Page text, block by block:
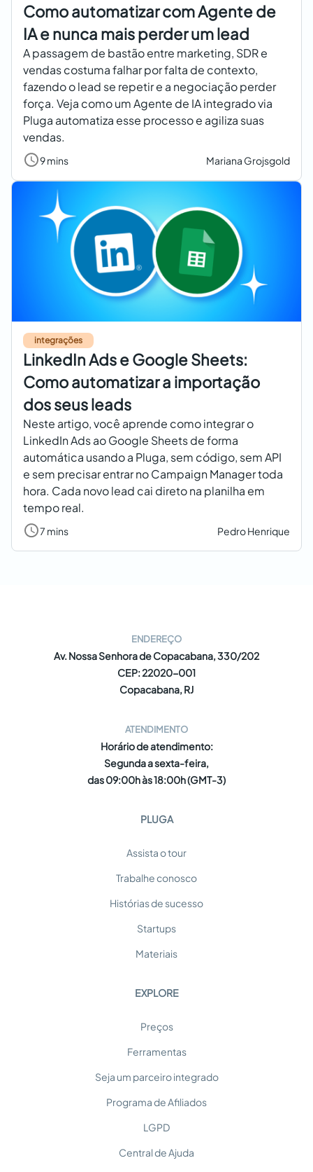
Como automatizar com Agente de
IA e nunca mais perder um lead
A passagem de bastão entre marketing, SDR e
vendas costuma falhar por falta de contexto,
fazendo o lead se repetir e a negociação perder
força. Veja como um Agente de IA integrado via
Pluga automatiza esse processo e agiliza suas
vendas.
9 mins Mariana Grojsgold
integrações
LinkedIn Ads e Google Sheets:
Como automatizar a importação
dos seus leads
Neste artigo, você aprende como integrar o
LinkedIn Ads ao Google Sheets de forma
automática usando a Pluga, sem código, sem API
e sem precisar entrar no Campaign Manager toda
hora. Cada novo lead cai direto na planilha em
tempo real.
7 mins Pedro Henrique
ENDEREÇO
Av. Nossa Senhora de Copacabana, 330/202
CEP: 22020-001
Copacabana, RJ
ATENDIMENTO
Horário de atendimento:
Segunda a sexta-feira,
das 09:00h às 18:00h (GMT-3)
PLUGA
Assista o tour
Trabalhe conosco
Histórias de sucesso
Startups
Materiais
EXPLORE
Preços
Ferramentas
Seja um parceiro integrado
Programa de Afiliados
LGPD
Central de Ajuda